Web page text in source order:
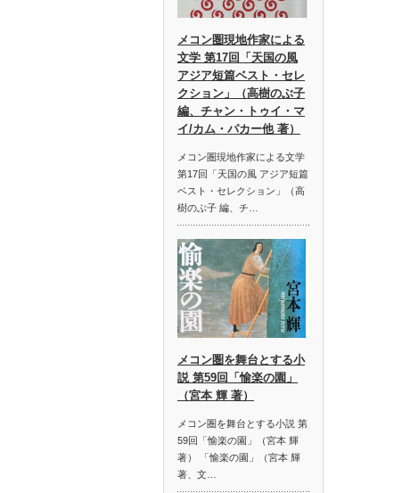
メコン圏現地作家による
文学 第17回「天国の風
アジア短篇ベスト・セレ
クション」（高樹のぶ子
編、チャン・トゥイ・マ
イ/カム・パカー他 著）
メコン圏現地作家による文学
第17回「天国の風 アジア短篇
ベスト・セレクション」（高
樹のぶ子 編、チ…
メコン圏を舞台とする小
説 第59回「愉楽の園」
（宮本 輝 著）
メコン圏を舞台とする小説 第
59回「愉楽の園」（宮本 輝
著） 「愉楽の園」（宮本 輝
著、文…